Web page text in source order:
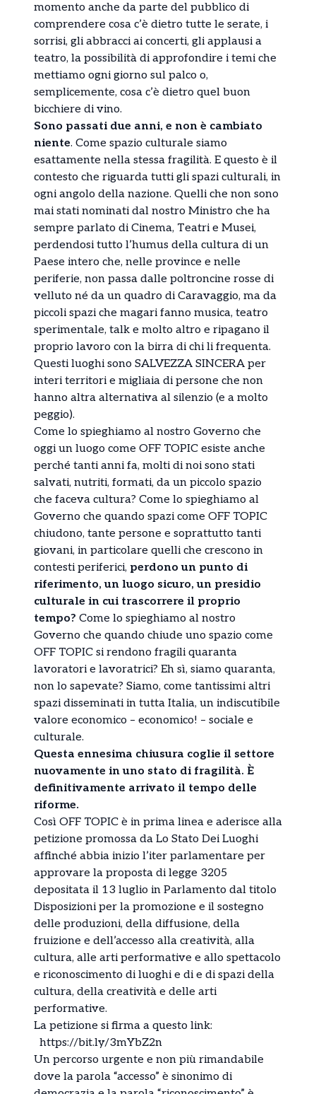
momento anche da parte del pubblico di
comprendere cosa c’è dietro tutte le serate, i
sorrisi, gli abbracci ai concerti, gli applausi a
teatro, la possibilità di approfondire i temi che
mettiamo ogni giorno sul palco o,
semplicemente, cosa c’è dietro quel buon
bicchiere di vino.
Sono passati due anni, e non è cambiato
niente. Come spazio culturale siamo
esattamente nella stessa fragilità. E questo è il
contesto che riguarda tutti gli spazi culturali, in
ogni angolo della nazione. Quelli che non sono
mai stati nominati dal nostro Ministro che ha
sempre parlato di Cinema, Teatri e Musei,
perdendosi tutto l’humus della cultura di un
Paese intero che, nelle province e nelle
periferie, non passa dalle poltroncine rosse di
velluto né da un quadro di Caravaggio, ma da
piccoli spazi che magari fanno musica, teatro
sperimentale, talk e molto altro e ripagano il
proprio lavoro con la birra di chi li frequenta.
Questi luoghi sono SALVEZZA SINCERA per
interi territori e migliaia di persone che non
hanno altra alternativa al silenzio (e a molto
peggio).
Come lo spieghiamo al nostro Governo che
oggi un luogo come OFF TOPIC esiste anche
perché tanti anni fa, molti di noi sono stati
salvati, nutriti, formati, da un piccolo spazio
che faceva cultura? Come lo spieghiamo al
Governo che quando spazi come OFF TOPIC
chiudono, tante persone e soprattutto tanti
giovani, in particolare quelli che crescono in
contesti periferici, perdono un punto di
riferimento, un luogo sicuro, un presidio
culturale in cui trascorrere il proprio
tempo? Come lo spieghiamo al nostro
Governo che quando chiude uno spazio come
OFF TOPIC si rendono fragili quaranta
lavoratori e lavoratrici? Eh sì, siamo quaranta,
non lo sapevate? Siamo, come tantissimi altri
spazi disseminati in tutta Italia, un indiscutibile
valore economico – economico! – sociale e
culturale.
Questa ennesima chiusura coglie il settore
nuovamente in uno stato di fragilità. È
definitivamente arrivato il tempo delle
riforme.
Così OFF TOPIC è in prima linea e aderisce alla
petizione promossa da Lo Stato Dei Luoghi
affinché abbia inizio l’iter parlamentare per
approvare la proposta di legge 3205
depositata il 13 luglio in Parlamento dal titolo
Disposizioni per la promozione e il sostegno
delle produzioni, della diffusione, della
fruizione e dell’accesso alla creatività, alla
cultura, alle arti performative e allo spettacolo
e riconoscimento di luoghi e di e di spazi della
cultura, della creatività e delle arti
performative.
La petizione si firma a questo link:
https://bit.ly/3mYbZ2n
Un percorso urgente e non più rimandabile
dove la parola “accesso” è sinonimo di